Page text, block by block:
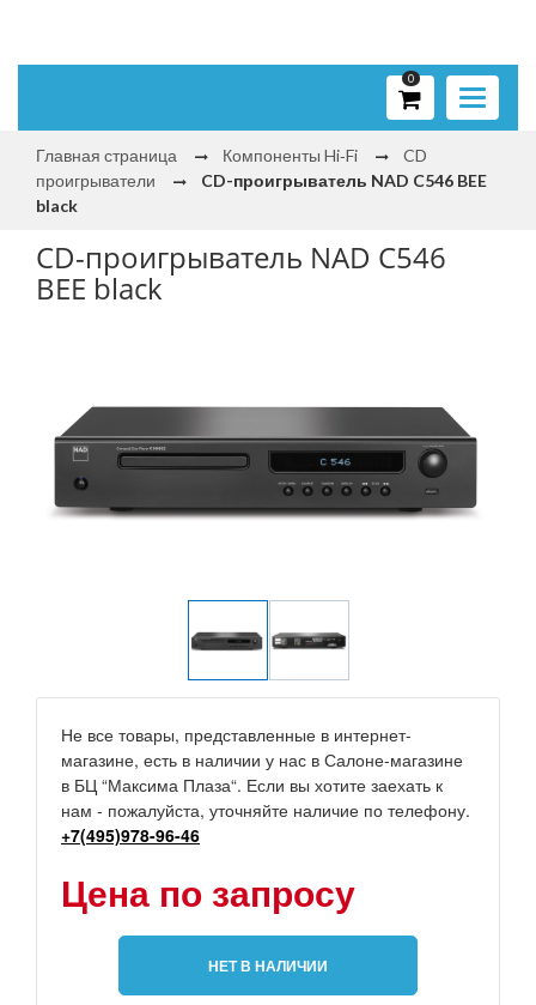
Toggle
0
Главная страница Компоненты Hi‑Fi
CD
проигрыватели
CD-проигрыватель NAD C546 BEE
black
CD-проигрыватель NAD C546
BEE black
Не все товары, представленные в интернет-
магазине, есть в наличии у нас в Салоне-магазине
в БЦ “Максима Плаза“. Если вы хотите заехать к
нам - пожалуйста, уточняйте наличие по телефону.
+7(495)978-96-46
Цена по запросу
НЕТ В НАЛИЧИИ